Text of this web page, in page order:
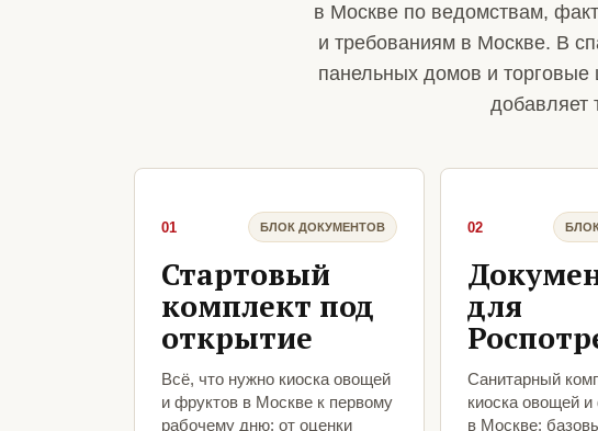
в Москве по ведомствам,
и требованиям в Москве. В
панельных домов и
добавляет
01 БЛОК ДОКУМЕНТОВ
Стартовый
комплект под
открытие
Всё, что нужно киоска овощей
и фруктов в Москве к первому
рабочему дню: от оценки
02
для
Санитарный
киоска овощей и
в Москве: